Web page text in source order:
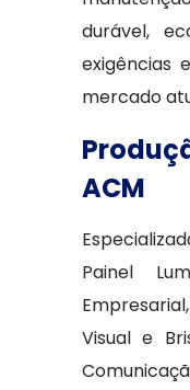
durável,
exigências
mercado
ACM
Painel
Visual e